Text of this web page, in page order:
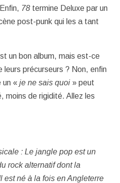
78 termine Deluxe par un
post-punk qui les a tant
un bon album, mais est-ce
leurs précurseurs ? Non, enfin
un « je ne sais quoi » peut
moins de rigidité. Allez les
: Le jangle pop est un
rock alternatif dont la
est né à la fois en Angleterre